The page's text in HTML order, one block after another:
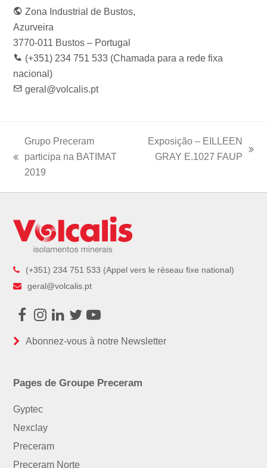
o
o
k
g
r
a
m
e
r
d
I
b
e
Zona Industrial de Bustos,
Azurveira
3770-011 Bustos – Portugal
(+351) 234 751 533 (Chamada para a rede fixa
nacional)
geral@volcalis.pt
previous
Grupo Preceram
participa na BATIMAT
2019
next
Exposição – EILLEEN
GRAY E.1027 FAUP
(+351) 234 751 533 (Appel vers le réseau fixe national)
geral@volcalis.pt
Facebook
Instagram
LinkedIn
TwitterYoutube
Abonnez-vous à notre Newsletter
Pages de Groupe Preceram
Gyptec
Nexclay
Preceram
Preceram Norte